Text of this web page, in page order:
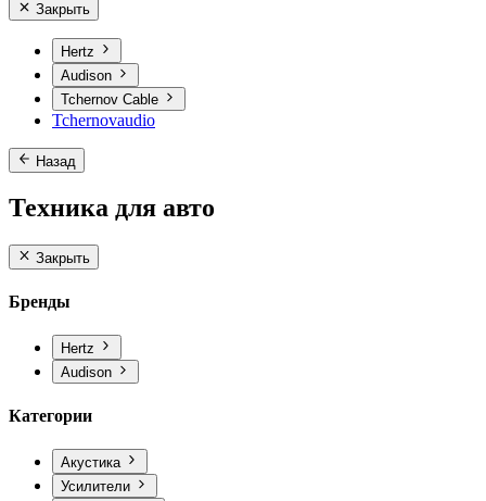
Закрыть
Hertz
Audison
Tchernov Cable
Tchernovaudio
Назад
Техника для авто
Закрыть
Бренды
Hertz
Audison
Категории
Акустика
Усилители